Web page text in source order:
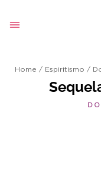
Home / Espiritismo /